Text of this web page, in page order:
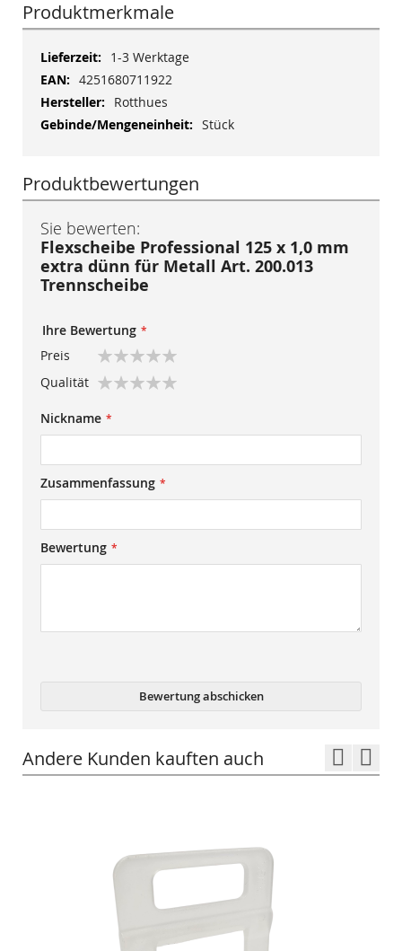
Produktmerkmale
Mehr
Informationen
1-3 Werktage
4251680711922
Rotthues
Stück
Produktbewertungen
Sie bewerten:
Flexscheibe Professional 125 x 1,0 mm
extra dünn für Metall Art. 200.013
Trennscheibe
Ihre Bewertung
Preis
star
stars
stars
stars
stars
Qualität
star
stars
stars
stars
stars
Nickname
Zusammenfassung
Bewertung
Bewertung abschicken
Andere Kunden kauften auch